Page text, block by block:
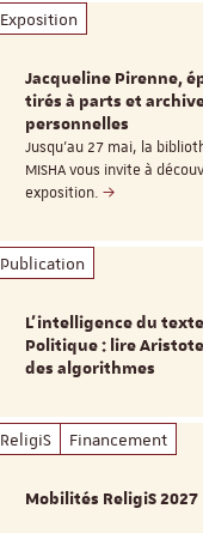
Exposition
Jacqueline Pirenne,
tirés à parts et
personnelles
Jusqu’au 27 mai, la
MISHA vous invite à
exposition.
Publication
L’intelligence du
Politique : lire
des algorithmes
ReligiS Financement
Mobilités ReligiS 2027